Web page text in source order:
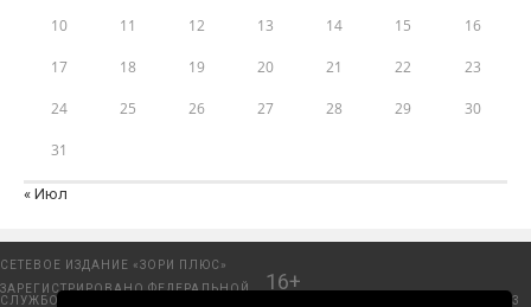
10 11 12 13 14 15 16
17 18 19 20 21 22 23
24 25 26 27 28 29 30
31
« Июл
СЕТЕВОЕ ИЗДАНИЕ «ЗОРИ ПЛЮС»
ЗАРЕГИСТРИРОВАНО ФЕДЕРАЛЬНОЙ
СЛУЖБОЙ ПО НАДЗОРУ В СФЕРЕ
16+
Добрянский городской портал. © 2006 - 2023